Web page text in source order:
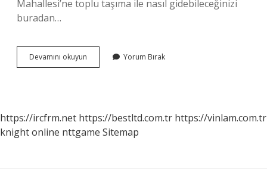
Mahallesi’ne toplu taşıma ile nasıl gidebileceğinizi
buradan…
Devamını okuyun Balyanoz
Köyüne
Yorum Bırak
https://ircfrm.net https://bestltd.com.tr https://vinlam.com.tr
knight online nttgame Sitemap